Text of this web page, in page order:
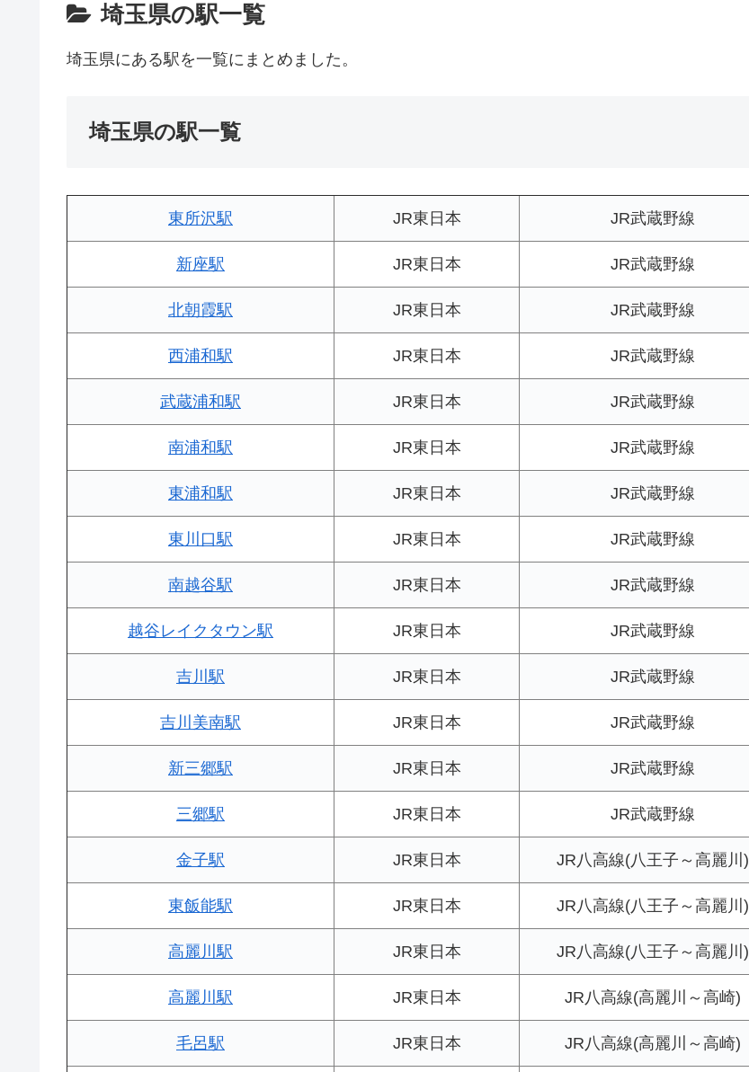
埼玉県の駅一覧
埼玉県にある駅を一覧にまとめました。
埼玉県の駅一覧
東所沢駅 JR東日本 JR武蔵野線
新座駅 JR東日本 JR武蔵野線
北朝霞駅 JR東日本 JR武蔵野線
西浦和駅 JR東日本 JR武蔵野線
武蔵浦和駅 JR東日本 JR武蔵野線
南浦和駅 JR東日本 JR武蔵野線
東浦和駅 JR東日本 JR武蔵野線
東川口駅 JR東日本 JR武蔵野線
南越谷駅 JR東日本 JR武蔵野線
越谷レイクタウン駅 JR東日本 JR武蔵野線
吉川駅 JR東日本 JR武蔵野線
吉川美南駅 JR東日本 JR武蔵野線
新三郷駅 JR東日本 JR武蔵野線
三郷駅 JR東日本 JR武蔵野線
金子駅 JR東日本 JR八高線(八王子～高麗川)
東飯能駅 JR東日本 JR八高線(八王子～高麗川)
高麗川駅 JR東日本 JR八高線(八王子～高麗川)
高麗川駅 JR東日本 JR八高線(高麗川～高崎)
毛呂駅 JR東日本 JR八高線(高麗川～高崎)